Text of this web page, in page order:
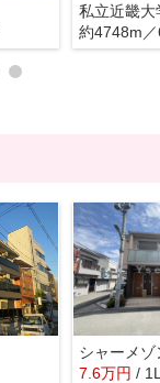
約4748m
シャーメ
7.6万円 /